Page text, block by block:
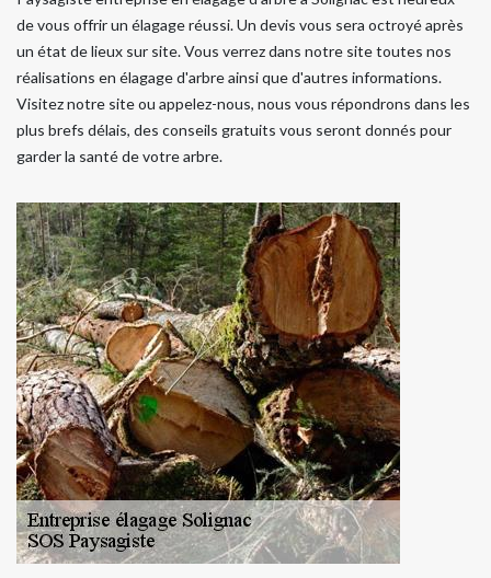
de vous offrir un élagage réussi. Un devis vous sera octroyé après
un état de lieux sur site. Vous verrez dans notre site toutes nos
réalisations en élagage d'arbre ainsi que d'autres informations.
Visitez notre site ou appelez-nous, nous vous répondrons dans les
plus brefs délais, des conseils gratuits vous seront donnés pour
garder la santé de votre arbre.